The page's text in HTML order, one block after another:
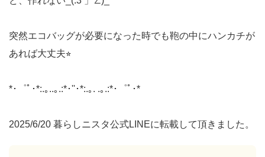
突然エコバッグが必要になった時でも鞄の中にハンカチが
あれば大丈夫⭐︎
*･゜ﾟ･*:.｡..｡.:*･''･*:.｡. .｡.:*･゜ﾟ･*
2025/6/20 暮らしニスタ公式LINEに転載して頂きました。